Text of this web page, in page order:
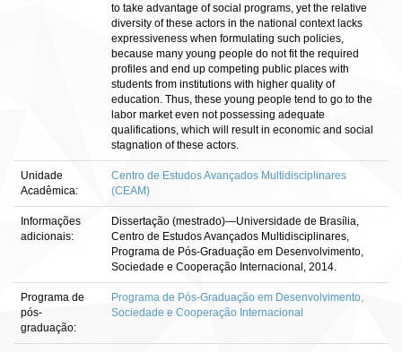
to take advantage of social programs, yet the relative
diversity of these actors in the national context lacks
expressiveness when formulating such policies,
because many young people do not fit the required
profiles and end up competing public places with
students from institutions with higher quality of
education. Thus, these young people tend to go to the
labor market even not possessing adequate
qualifications, which will result in economic and social
stagnation of these actors.
Unidade
Acadêmica:
Centro de Estudos Avançados Multidisciplinares
(CEAM)
Informações
adicionais:
Dissertação (mestrado)—Universidade de Brasília,
Centro de Estudos Avançados Multidisciplinares,
Programa de Pós-Graduação em Desenvolvimento,
Sociedade e Cooperação Internacional, 2014.
Programa de
pós-
graduação:
Programa de Pós-Graduação em Desenvolvimento,
Sociedade e Cooperação Internacional